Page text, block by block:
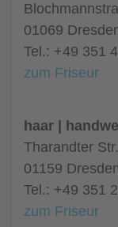
01069
Tel.: +49 351
zum Friseur
haar |
Tharandter
01159
Tel.: +49 351
zum Friseur